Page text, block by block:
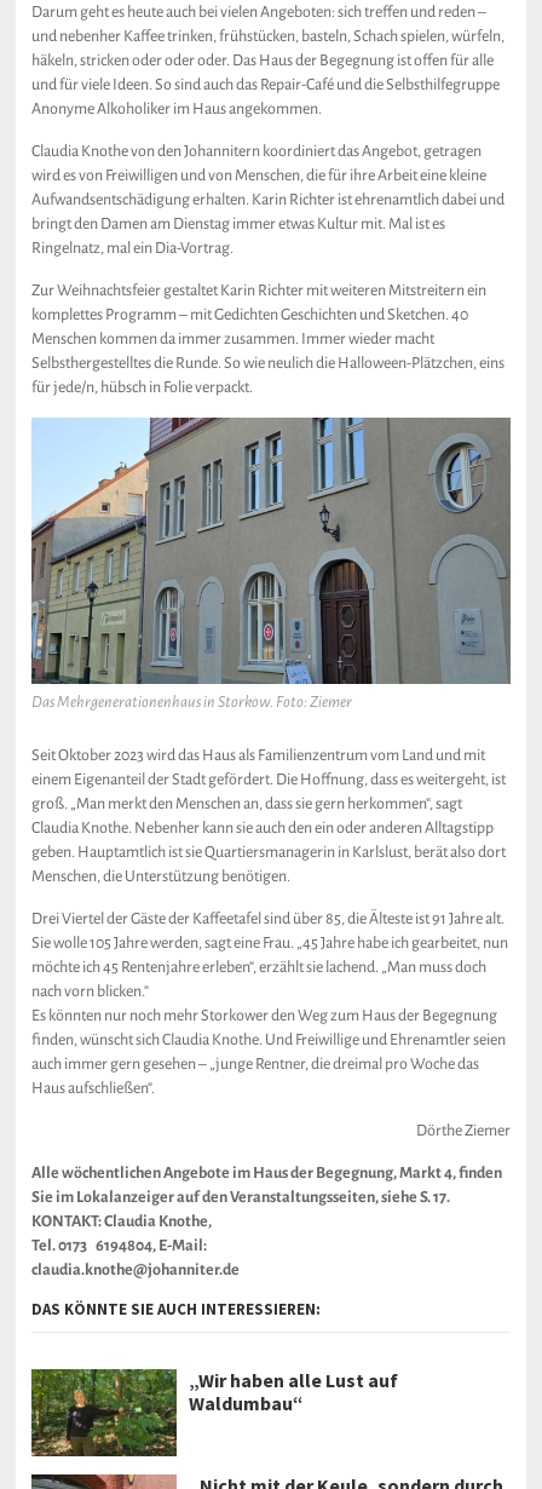
Darum geht es heute auch bei vielen Angeboten: sich treffen und reden –
und nebenher Kaffee trinken, frühstücken, basteln, Schach spielen, würfeln,
häkeln, stricken oder oder oder. Das Haus der Begegnung ist offen für alle
und für viele Ideen. So sind auch das Repair-Café und die Selbsthilfegruppe
Anonyme Alkoholiker im Haus angekommen.
Claudia Knothe von den Johannitern koordiniert das Angebot, getragen
wird es von Freiwilligen und von Menschen, die für ihre Arbeit eine kleine
Aufwandsentschädigung erhalten. Karin Richter ist ehrenamtlich dabei und
bringt den Damen am Dienstag immer etwas Kultur mit. Mal ist es
Ringelnatz, mal ein Dia-Vortrag.
Zur Weihnachtsfeier gestaltet Karin Richter mit weiteren Mitstreitern ein
komplettes Programm – mit Gedichten Geschichten und Sketchen. 40
Menschen kommen da immer zusammen. Immer wieder macht
Selbsthergestelltes die Runde. So wie neulich die Halloween-Plätzchen, eins
für jede/n, hübsch in Folie verpackt.
Das Mehrgenerationenhaus in Storkow. Foto: Ziemer
Seit Oktober 2023 wird das Haus als Familienzentrum vom Land und mit
einem Eigenanteil der Stadt gefördert. Die Hoffnung, dass es weitergeht, ist
groß. „Man merkt den Menschen an, dass sie gern herkommen“, sagt
Claudia Knothe. Nebenher kann sie auch den ein oder anderen Alltagstipp
geben. Hauptamtlich ist sie Quartiersmanagerin in Karlslust, berät also dort
Menschen, die Unterstützung benötigen.
Drei Viertel der Gäste der Kaffeetafel sind über 85, die Älteste ist 91 Jahre alt.
Sie wolle 105 Jahre werden, sagt eine Frau. „45 Jahre habe ich gearbeitet, nun
möchte ich 45 Rentenjahre erleben“, erzählt sie lachend. „Man muss doch
nach vorn blicken.“
Es könnten nur noch mehr Storkower den Weg zum Haus der Begegnung
finden, wünscht sich Claudia Knothe. Und Freiwillige und Ehrenamtler seien
auch immer gern gesehen – „junge Rentner, die dreimal pro Woche das
Haus aufschließen“.
Dörthe Ziemer
Alle wöchentlichen Angebote im Haus der Begegnung, Markt 4, finden
Sie im Lokalanzeiger auf den Veranstaltungsseiten, siehe S. 17.
KONTAKT: Claudia Knothe,
Tel. 0173 6194804, E-Mail:
claudia.knothe@johanniter.de
DAS KÖNNTE SIE AUCH INTERESSIEREN:
„Wir haben alle Lust auf
Waldumbau“